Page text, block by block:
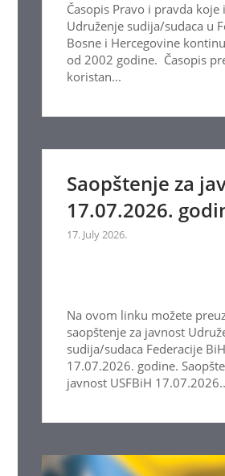
Časopis Pravo i pravda koje
Udruženje sudija/sudaca u
Bosne i Hercegovine
od 2002 godine. Časopis
koristan...
Saopštenje za
17.07.2026.
17. July 2026.
Na ovom linku možete
saopštenje za javnost
sudija/sudaca Federacije
17.07.2026. godine.
javnost USFBiH